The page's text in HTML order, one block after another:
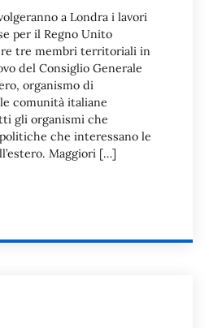
a Londra i lavori
per il Regno Unito
tre membri territoriali in
del Consiglio Generale
organismo di
comunità italiane
gli organismi che
che interessano le
Maggiori […]